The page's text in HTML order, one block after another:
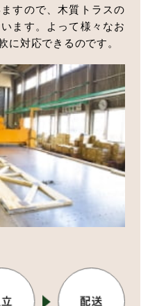
すので、木質トラスの
ます。よって様々なお
に対応できるのです。